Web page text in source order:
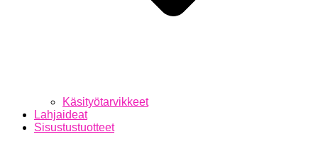
Käsityötarvikkeet
Lahjaideat
Sisustustuotteet